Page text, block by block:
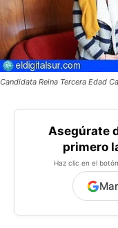
Candidata Reina Tercera Edad
Asegúrate
primero
Haz clic en el